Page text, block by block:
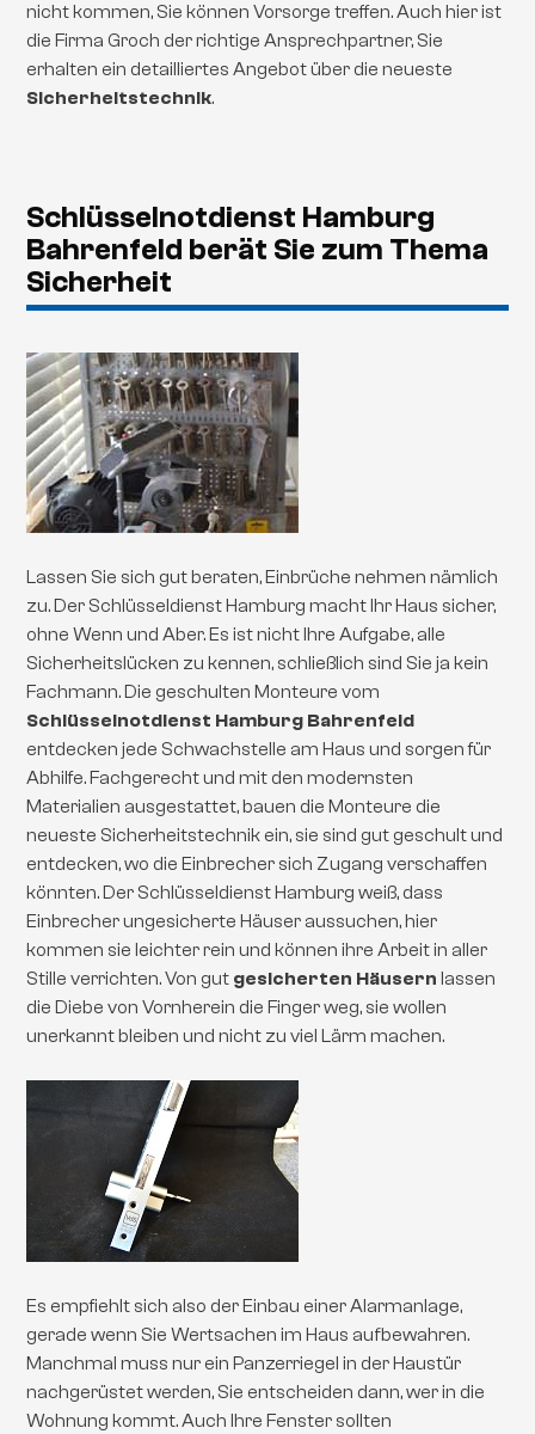
nicht kommen, Sie können Vorsorge treffen. Auch hier ist
die Firma Groch der richtige Ansprechpartner, Sie
erhalten ein detailliertes Angebot über die neueste
Sicherheitstechnik.
Schlüsselnotdienst Hamburg
Bahrenfeld berät Sie zum Thema
Sicherheit
Lassen Sie sich gut beraten, Einbrüche nehmen nämlich
zu. Der Schlüsseldienst Hamburg macht Ihr Haus sicher,
ohne Wenn und Aber. Es ist nicht Ihre Aufgabe, alle
Sicherheitslücken zu kennen, schließlich sind Sie ja kein
Fachmann. Die geschulten Monteure vom
Schlüsselnotdienst Hamburg Bahrenfeld
entdecken jede Schwachstelle am Haus und sorgen für
Abhilfe. Fachgerecht und mit den modernsten
Materialien ausgestattet, bauen die Monteure die
neueste Sicherheitstechnik ein, sie sind gut geschult und
entdecken, wo die Einbrecher sich Zugang verschaffen
könnten. Der Schlüsseldienst Hamburg weiß, dass
Einbrecher ungesicherte Häuser aussuchen, hier
kommen sie leichter rein und können ihre Arbeit in aller
Stille verrichten. Von gut gesicherten Häusern lassen
die Diebe von Vornherein die Finger weg, sie wollen
unerkannt bleiben und nicht zu viel Lärm machen.
Es empfiehlt sich also der Einbau einer Alarmanlage,
gerade wenn Sie Wertsachen im Haus aufbewahren.
Manchmal muss nur ein Panzerriegel in der Haustür
nachgerüstet werden, Sie entscheiden dann, wer in die
Wohnung kommt. Auch Ihre Fenster sollten